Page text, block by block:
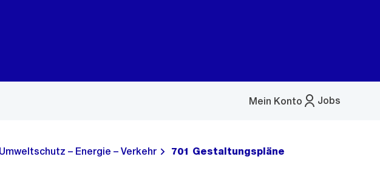
Jobs
Mein Konto
Menü
– Energie – Verkehr 701 Gestaltungspläne